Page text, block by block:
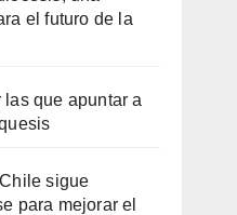
el futuro de la
las que apuntar a
sigue
para mejorar el